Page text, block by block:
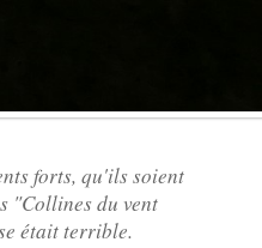
forts, qu'ils soient
"Collines du vent
était terrible.